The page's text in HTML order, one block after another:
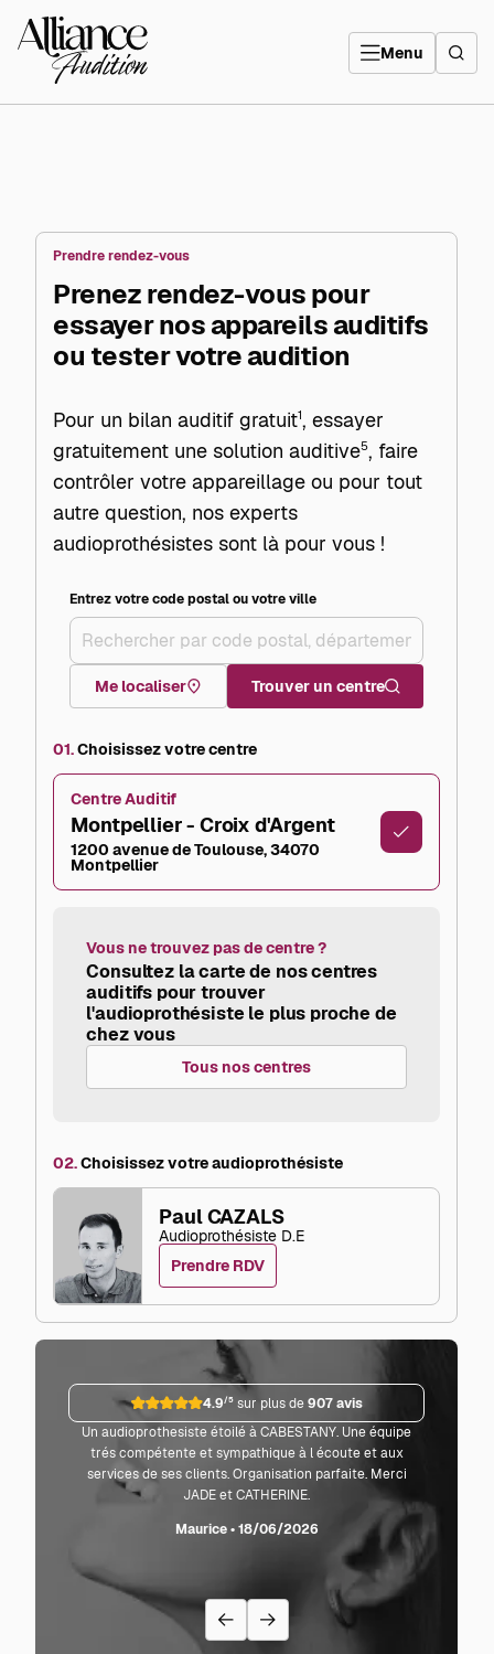
directement
contenu
Menu
Prendre rendez-vous
Prenez rendez-vous pour
essayer nos appareils auditifs
ou tester votre audition
Pour un bilan auditif gratuit1, essayer
gratuitement une solution auditive5, faire
contrôler votre appareillage ou pour tout
autre question, nos experts
audioprothésistes sont là pour vous !
Entrez votre code postal ou votre ville
Me localiser Trouver un centre
01.Choisissez votre centre
Centre Auditif
Montpellier - Croix d'Argent
1200 avenue de Toulouse, 34070
Montpellier
Vous ne trouvez pas de centre ?
Consultez la carte de nos centres
auditifs pour trouver
l'audioprothésiste le plus proche de
chez vous
Tous nos centres
02.Choisissez votre audioprothésiste
Paul CAZALS
Audioprothésiste D.E
Prendre RDV
4.9/5sur plus de907 avis
Un audioprothesiste étoilé à CABESTANY. Une équipe
trés compétente et sympathique à l écoute et aux
services de ses clients. Organisation parfaite. Merci
JADE et CATHERINE.
Maurice • 18/06/2026